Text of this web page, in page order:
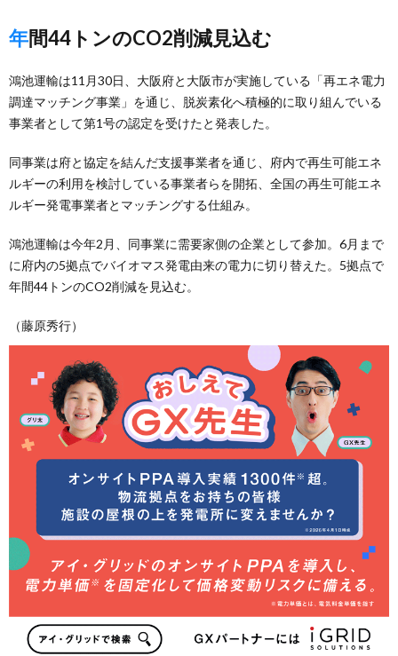
年間44トンのCO2削減見込む
鴻池運輸は11月30日、大阪府と大阪市が実施している「再エネ電力
調達マッチング事業」を通じ、脱炭素化へ積極的に取り組んでいる
事業者として第1号の認定を受けたと発表した。
同事業は府と協定を結んだ支援事業者を通じ、府内で再生可能エネ
ルギーの利用を検討している事業者らを開拓、全国の再生可能エネ
ルギー発電事業者とマッチングする仕組み。
鴻池運輸は今年2月、同事業に需要家側の企業として参加。6月まで
に府内の5拠点でバイオマス発電由来の電力に切り替えた。5拠点で
年間44トンのCO2削減を見込む。
（藤原秀行）